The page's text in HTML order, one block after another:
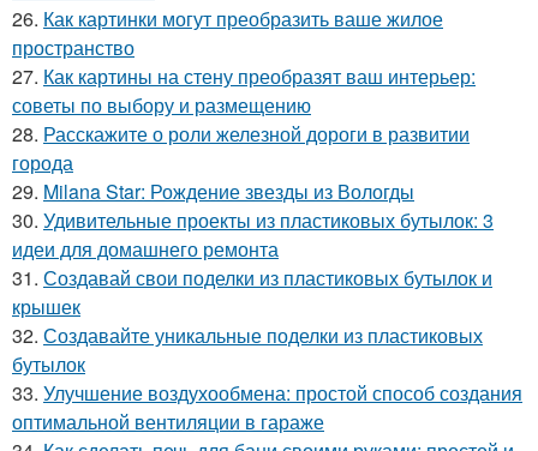
26. Как картинки могут преобразить ваше жилое
пространство
27. Как картины на стену преобразят ваш интерьер:
советы по выбору и размещению
28. Расскажите о роли железной дороги в развитии
города
29. Milana Star: Рождение звезды из Вологды
30. Удивительные проекты из пластиковых бутылок: 3
идеи для домашнего ремонта
31. Создавай свои поделки из пластиковых бутылок и
крышек
32. Создавайте уникальные поделки из пластиковых
бутылок
33. Улучшение воздухообмена: простой способ создания
оптимальной вентиляции в гараже